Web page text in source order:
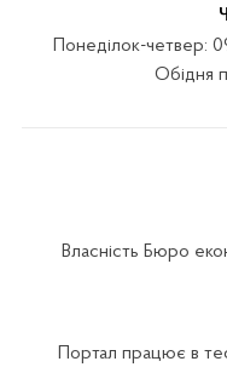
Понеділок-четвер:
Обідня
Власність Бюро
Портал працює в